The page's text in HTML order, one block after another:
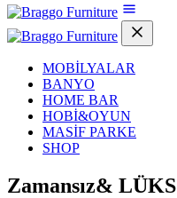
MOBİLYALAR
BANYO
HOME BAR
HOBİ&OYUN
MASİF PARKE
SHOP
Zamansız& LÜKS